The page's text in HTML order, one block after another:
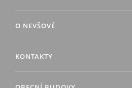
O NEVŠOVÉ
KONTAKTY